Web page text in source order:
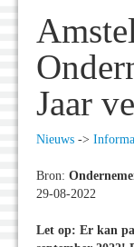
Jaar
Nieuws ->
Bron:
29-08-2022
Let op: Er kan